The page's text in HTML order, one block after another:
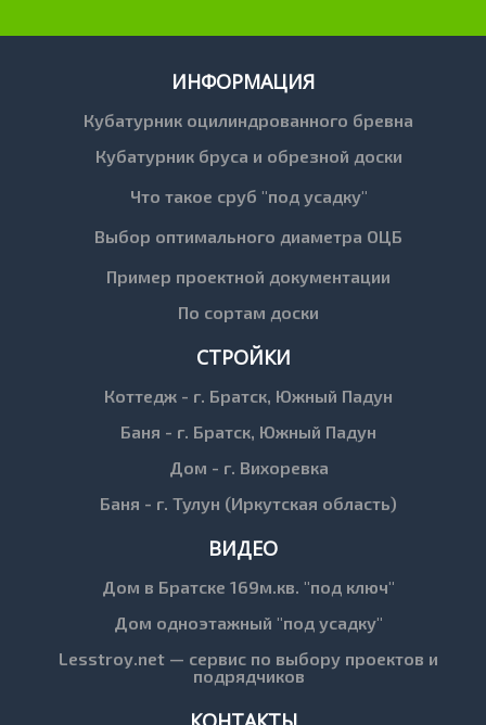
ИНФОРМАЦИЯ
Кубатурник оцилиндрованного бревна
Кубатурник бруса и обрезной доски
Что такое сруб "под усадку"
Выбор оптимального диаметра ОЦБ
Пример проектной документации
По сортам доски
СТРОЙКИ
Коттедж - г. Братск, Южный Падун
Баня - г. Братск, Южный Падун
Дом - г. Вихоревка
Баня - г. Тулун (Иркутская область)
ВИДЕО
Дом в Братске 169м.кв. "под ключ"
Дом одноэтажный "под усадку"
Lesstroy.net — сервис по выбору проектов и
подрядчиков